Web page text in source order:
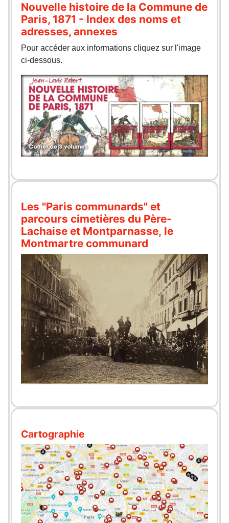
Nouvelle histoire de la Commune de
Paris, 1871 - Index des noms et
adresses, annexes
Pour accéder aux informations cliquez sur l'image
ci-dessous.
Les "Paris communards" et
parcours cimetières du Père-
Lachaise et Montparnasse, le
Montmartre communard
Cartographie